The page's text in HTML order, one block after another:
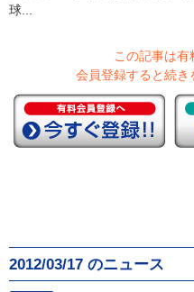
球...
この記事は有
会員登録すると続き
2012/03/17 のニュース